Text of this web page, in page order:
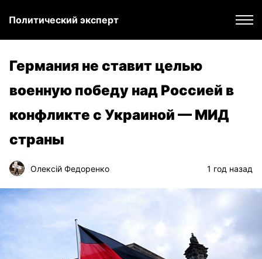
Политический эксперт
Германия не ставит целью
военную победу над Россией в
конфликте с Украиной — МИД
страны
Олексій Федоренко 1 год назад